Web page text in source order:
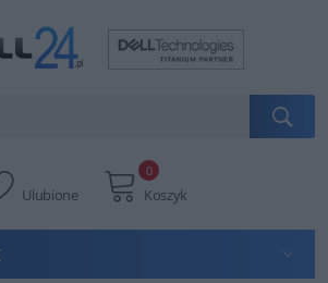
Ulubione Koszyk
0